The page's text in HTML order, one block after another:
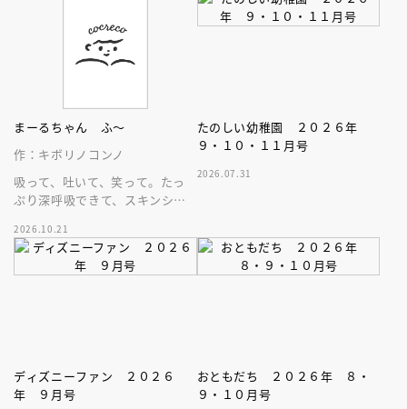
まーるちゃん ふ～
作：キボリノコンノ
吸って、吐いて、笑って。たっ
ぷり深呼吸できて、スキンシッ
家、キボリノコンノ初のファー
ストブック。
2026.10.21
たのしい幼稚園 ２０２６年
９・１０・１１月号
2026.07.31
ディズニーファン ２０２６
年 ９月号
おともだち ２０２６年 ８・
９・１０月号